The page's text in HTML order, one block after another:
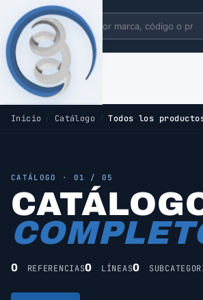
Inicio / Catálogo Todos los
CATÁLOGO · 01 / 05
0 REFERENCIAS0 LÍNEAS0